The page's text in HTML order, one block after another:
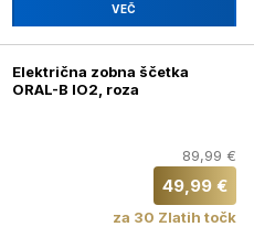
VEČ
Električna zobna ščetka
ORAL-B IO2, roza
89,99 €
49,99 €
za 30 Zlatih točk